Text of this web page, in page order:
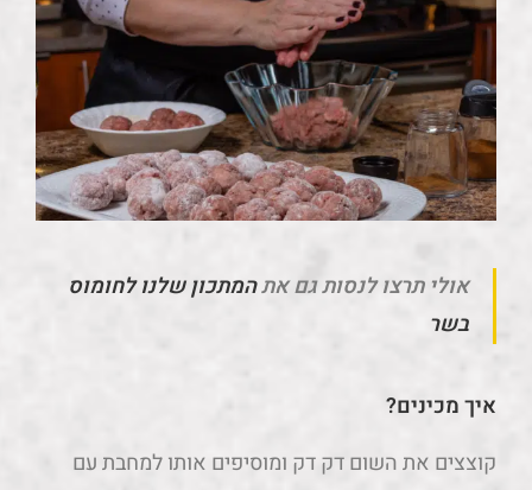
אולי תרצו לנסות גם אתהמתכון שלנו לחומוס
בשר
איך מכינים?
קוצצים את השום דק דק ומוסיפים אותו למחבת עם